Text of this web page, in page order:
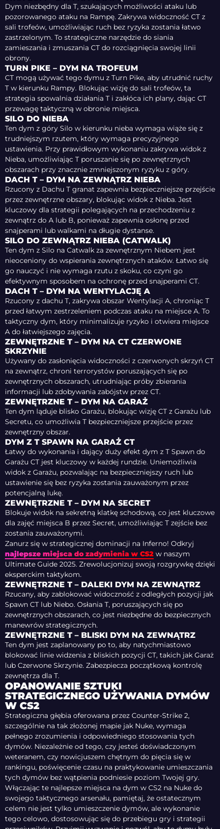
Dym niezbędny dla T, szukających możliwości ataku lub
pozorowanego ataku na Rampę. Zakrywa widoczność CT z
sali trofeów, umożliwiając ruch bez ryzyka zostania łatwo
zastrzelonym. To strategiczne narzędzie do siania
zamieszania i zmuszania CT do rozciągnięcia swojej linii
obrony.
TURN PIKE – DYM NA TROFEUM
CT mogą używać tego dymu z Turn Pike, aby utrudnić ruchy
T w kierunku Rampy. Blokując wizję do sali trofeów, ta
strategia spowalnia działania T i zakłóca ich plany, dając CT
przewagę taktyczną w obronie miejsca.
SILO DO NIEBA
Ten dym z góry Silo w kierunku nieba wymaga wiąże się z
trudniejszym rzutem, który wymaga precyzyjnego
ustawienia. Przy prawidłowym wykonaniu zakrywa widok z
Nieba, umożliwiając T poruszanie się po zewnętrznych
obszarach przy znacznie zmniejszonym ryzyku z góry.
DACH T – DYM NA ZEWNĄTRZ NIEBA
Rzucony z Dachu T granat zapewnia bezpieczniejsze przejście
przez zewnętrzne obszary, blokując widok z Nieba. Jest
kluczowy dla strategii polegających na przechodzeniu z
zewnątrz do A lub B, ponieważ zapewnia osłonę przed
snajperami lub walkami na długie dystanse.
SILO DO ZEWNĄTRZ NIEBA (CATWALK)
Ten dym z Silo na Catwalk za zewnętrznym Niebem jest
nieoceniony do wspierania zewnętrznych ataków. Łatwo się
go nauczyć i nie wymaga rzutu z skoku, co czyni go
efektywnym sposobem na ochronę przed snajperami CT.
DACH T – DYM NA WENTYLACJĘ A
Rzucony z dachu T, zakrywa obszar Wentylacji A, chroniąc T
przed łatwym zestrzeleniem podczas ataku na miejsce A. To
taktyczny dym, który minimalizuje ryzyko i otwiera miejsce
A do łatwiejszego zajęcia.
ZEWNĘTRZNE T – DYM NA CT CZERWONE
SKRZYNIE
Używany do zasłonięcia widoczności z czerwonych skrzyń CT
na zewnątrz, chroni terrorystów poruszających się po
zewnętrznych obszarach, utrudniając próby zbierania
informacji lub zdobywania zabójstw przez CT.
ZEWNĘTRZNE T – DYM NA GARAŻ
Ten dym ląduje blisko Garażu, blokując wizję CT z Garażu lub
Secretu, co umożliwia T bezpieczniejsze przejście przez
zewnętrzny obszar.
DYM Z T SPAWN NA GARAŻ CT
Łatwy do wykonania i dający duży efekt dym z T Spawn do
Garażu CT jest kluczowy w każdej rundzie. Uniemożliwia
widok z Garażu, pozwalając na bezpieczniejszy ruch lub
ustawienie się bez ryzyka zostania zauważonym przez
potencjalną lukę.
ZEWNĘTRZNE T – DYM NA SECRET
Blokuje widok na sekretną klatkę schodową, co jest kluczowe
dla zajęć miejsca B przez Secret, umożliwiając T zejście bez
zostania zauważonymi.
Zanurz się w strategicznej dominacji na Inferno! Odkryj
najlepsze miejsca do zadymienia w CS2 w naszym
Ultimate Guide 2025. Zrewolucjonizuj swoją rozgrywkę dzięki
eksperckim taktykom.
ZEWNĘTRZNE T – DALEKI DYM NA ZEWNĄTRZ
Rzucany, aby zablokować widoczność z odległych pozycji jak
Spawn CT lub Niebo. Osłania T, poruszających się po
zewnętrznych obszarach, co jest niezbędne do bezpiecznych
manewrów strategicznych.
ZEWNĘTRZNE T – BLISKI DYM NA ZEWNĄTRZ
Ten dym jest zaplanowany po to, aby natychmiastowo
blokować linie widzenia z bliskich pozycji CT, takich jak Garaż
lub Czerwone Skrzynie. Zabezpiecza początkową kontrolę
zewnętrza dla T.
OPANOWANIE SZTUKI
STRATEGICZNEGO UŻYWANIA DYMÓW
W CS2
Strategiczna głębia oferowana przez Counter-Strike 2,
szczególnie na tak złożonej mapie jak Nuke, wymaga
pełnego zrozumienia i odpowiedniego stosowania tych
dymów. Niezależnie od tego, czy jesteś doświadczonym
weteranem, czy nowicjuszem chętnym do pięcia się w
rankingu, poświęcenie czasu na praktykowanie umieszczania
tych dymów bez wątpienia podniesie poziom Twojej gry.
Włączając te najlepsze miejsca na dym w CS2 na Nuke do
swojego taktycznego arsenału, pamiętaj, że ostatecznym
celem nie jest tylko umieszczenie dymów, ale wykonanie
tego celowo, dostosowując się do przebiegu gry i strategii